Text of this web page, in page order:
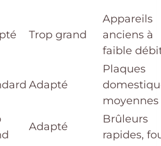
Trop grand
Appareils
anciens à
faible
Adapté
Plaques
moyennes
Adapté
Brûleurs
rapides,